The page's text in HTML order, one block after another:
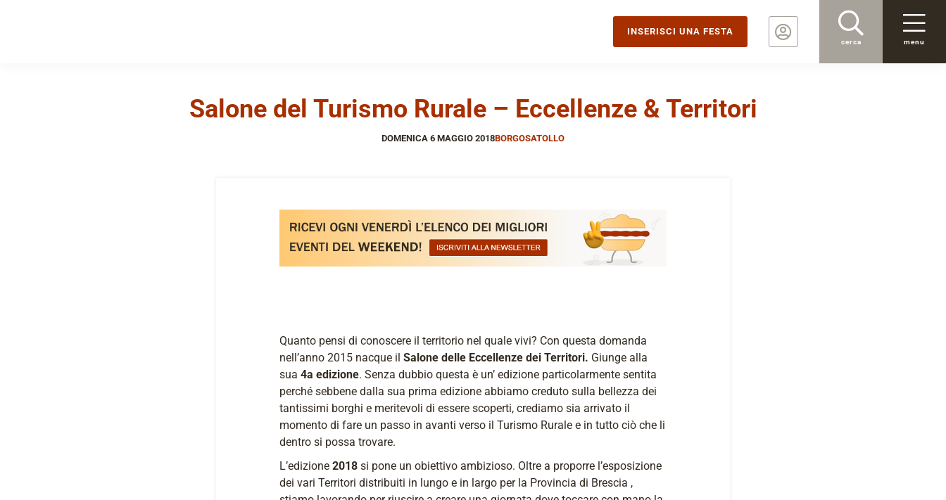
INSERISCI UNA FESTA
cerca menu
Salone del Turismo Rurale – Eccellenze & Territori
DOMENICA 6 MAGGIO 2018BORGOSATOLLO
Quanto pensi di conoscere il territorio nel quale vivi? Con questa domanda
nell’anno 2015 nacque il Salone delle Eccellenze dei Territori. Giunge alla
sua 4a edizione. Senza dubbio questa è un’ edizione particolarmente sentita
perché sebbene dalla sua prima edizione abbiamo creduto sulla bellezza dei
tantissimi borghi e meritevoli di essere scoperti, crediamo sia arrivato il
momento di fare un passo in avanti verso il Turismo Rurale e in tutto ciò che li
dentro si possa trovare.
L’edizione 2018 si pone un obiettivo ambizioso. Oltre a proporre l’esposizione
dei vari Territori distribuiti in lungo e in largo per la Provincia di Brescia ,